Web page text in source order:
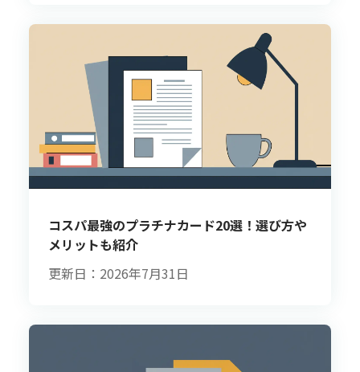
コスパ最強のプラチナカード20選！選び方や
メリットも紹介
更新日：2026年7月31日